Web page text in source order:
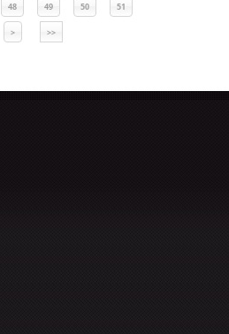
48 49 50 51
> >>